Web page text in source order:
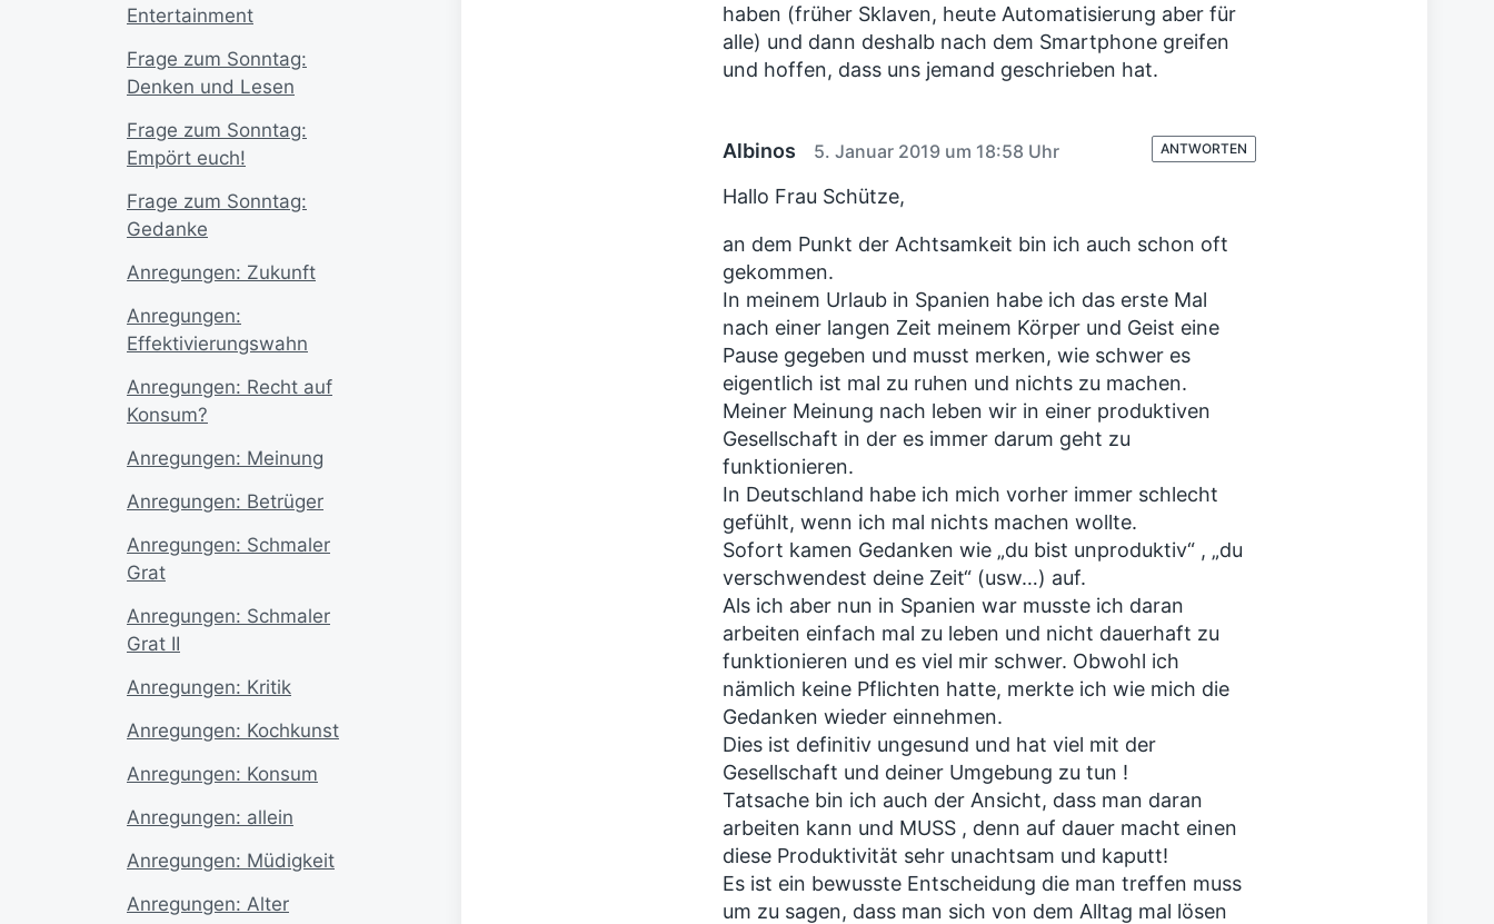
Entertainment
Frage zum Sonntag:
Denken und Lesen
Frage zum Sonntag:
Empört euch!
Frage zum Sonntag:
Gedanke
Anregungen: Zukunft
Anregungen:
Effektivierungswahn
Anregungen: Recht auf
Konsum?
Anregungen: Meinung
Anregungen: Betrüger
Anregungen: Schmaler
Grat
Anregungen: Schmaler
Grat II
Anregungen: Kritik
Anregungen: Kochkunst
Anregungen: Konsum
Anregungen: allein
Anregungen: Müdigkeit
Anregungen: Alter
haben (früher Sklaven, heute Automatisierung aber für
alle) und dann deshalb nach dem Smartphone greifen
und hoffen, dass uns jemand geschrieben hat.
Albinos 5. Januar 2019 um 18:58 Uhr
Hallo Frau Schütze,
an dem Punkt der Achtsamkeit bin ich auch schon oft
gekommen.
In meinem Urlaub in Spanien habe ich das erste Mal
nach einer langen Zeit meinem Körper und Geist eine
Pause gegeben und musst merken, wie schwer es
eigentlich ist mal zu ruhen und nichts zu machen.
Meiner Meinung nach leben wir in einer produktiven
Gesellschaft in der es immer darum geht zu
funktionieren.
In Deutschland habe ich mich vorher immer schlecht
gefühlt, wenn ich mal nichts machen wollte.
Sofort kamen Gedanken wie „du bist unproduktiv“ , „du
verschwendest deine Zeit“ (usw…) auf.
Als ich aber nun in Spanien war musste ich daran
arbeiten einfach mal zu leben und nicht dauerhaft zu
funktionieren und es viel mir schwer. Obwohl ich
nämlich keine Pflichten hatte, merkte ich wie mich die
Gedanken wieder einnehmen.
Dies ist definitiv ungesund und hat viel mit der
Gesellschaft und deiner Umgebung zu tun !
Tatsache bin ich auch der Ansicht, dass man daran
arbeiten kann und MUSS , denn auf dauer macht einen
diese Produktivität sehr unachtsam und kaputt!
Es ist ein bewusste Entscheidung die man treffen muss
um zu sagen, dass man sich von dem Alltag mal lösen
ANTWORTEN